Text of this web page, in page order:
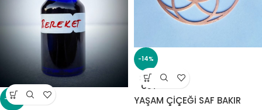
-29%
-14%
SOLD
OUT
YAŞAM ÇİÇEĞİ SAF BAKIR